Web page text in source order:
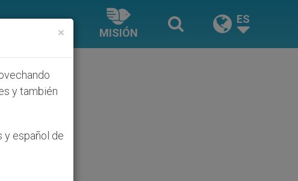
MISIÓN
ES
×
y también
y español de